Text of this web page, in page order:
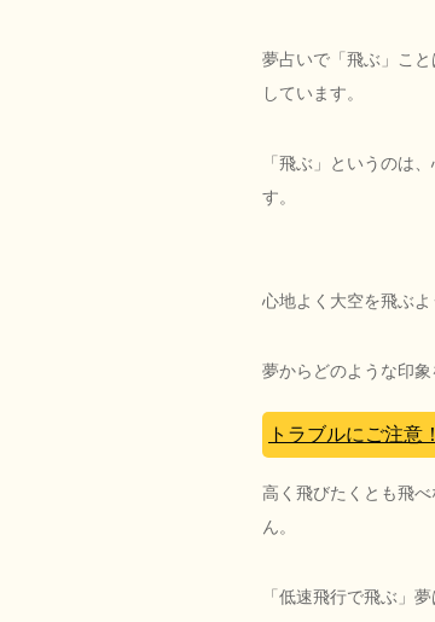
夢占いで「飛ぶ」こ
しています。
「飛ぶ」というのは
す。
心地よく大空を飛ぶ
夢からどのような印
トラブルにご注
高く飛びたくとも飛
ん。
「低速飛行で飛ぶ」